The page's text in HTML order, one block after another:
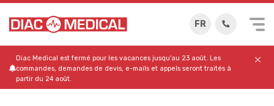
FR
Diac Medical est fermé pour les vacances jusqu'au 23 août. Les
commandes, demandes de devis, e-mails et appels seront traités à
partir du 24 août.